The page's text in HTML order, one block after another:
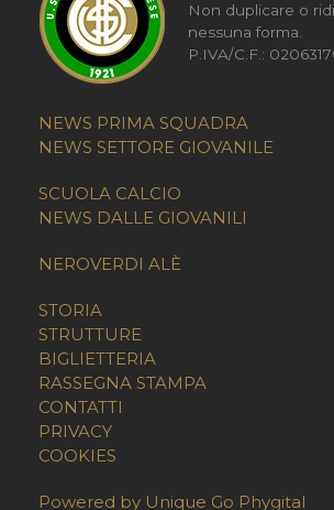
Non duplicare o
nessuna forma.
P.IVA/C.F.:
NEWS PRIMA SQUADRA
NEWS SETTORE GIOVANILE
SCUOLA CALCIO
NEWS DALLE GIOVANILI
NEROVERDI ALÈ
STORIA
STRUTTURE
BIGLIETTERIA
RASSEGNA STAMPA
CONTATTI
PRIVACY
COOKIES
Powered by Unique Go Phygital